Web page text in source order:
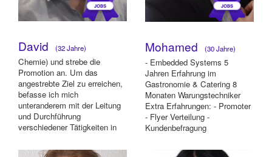
David (32 Jahre)
Chemie) und strebe die
Promotion an. Um das
angestrebte Ziel zu erreichen,
befasse ich mich
unteranderem mit der Leitung
und Durchführung
verschiedener Tätigkeiten in
Gast...
Mohamed (30 Jahre)
- Embedded Systems 5
Jahren Erfahrung im
Gastronomie & Catering 8
Monaten Warungstechniker
Extra Erfahrungen: - Promoter
- Flyer Verteilung -
Kundenbefragung